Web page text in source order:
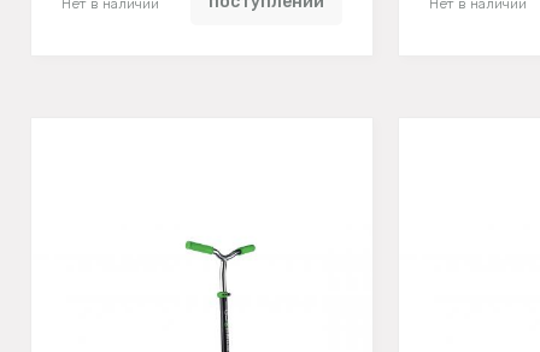
Нет в наличии Нет в наличии